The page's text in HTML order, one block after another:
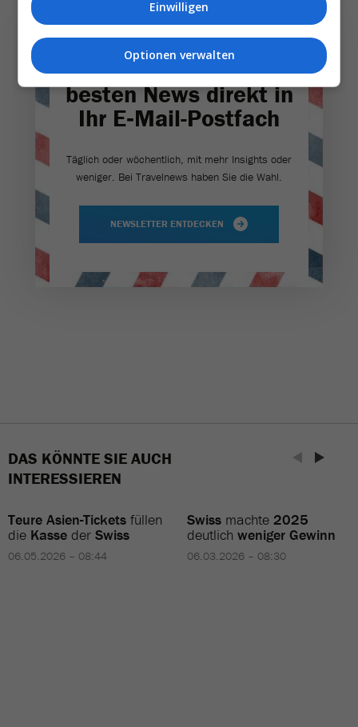
Die wichtigsten und
besten News direkt in
Ihr E‑Mail-Postfach
Täglich oder wöchentlich, mit mehr Insights oder
weniger. Bei Travel­news haben Sie die Wahl.
NEWSLETTER ENTDECKEN
DAS KÖNNTE SIE AUCH
INTERESSIEREN
Teure Asien-Tickets füllen
die Kasse der Swiss
06.05.2026 – 08:44
Swiss machte 2025
deutlich weniger Gewinn
06.03.2026 – 08:30
Einwilligen
Optionen verwalten